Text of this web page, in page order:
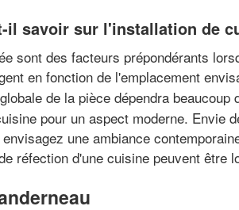
il savoir sur l'installation de
sont des facteurs prépondérants
en fonction de l'emplacement
de la pièce dépendra
pour un aspect moderne. Envie
une ambiance
réfection d'une cuisine peuvent être